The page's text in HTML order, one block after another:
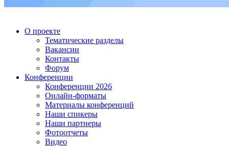
О проекте
Тематические разделы
Вакансии
Контакты
Форум
Конференции
Конференции 2026
Онлайн-форматы
Материалы конференций
Наши спикеры
Наши партнеры
Фотоотчеты
Видео